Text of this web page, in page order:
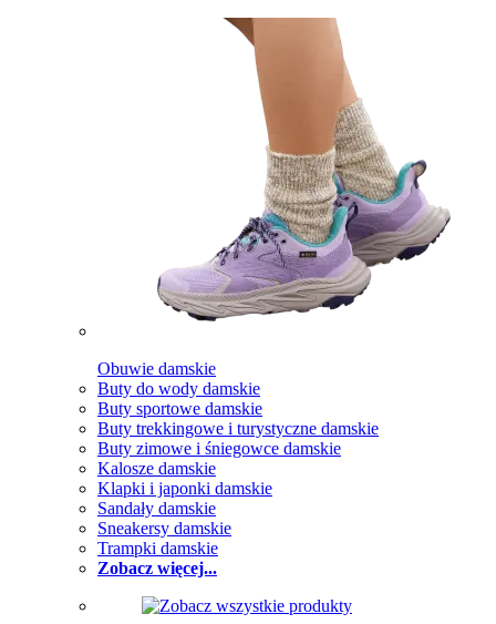
Obuwie damskie
Buty do wody damskie
Buty sportowe damskie
Buty trekkingowe i turystyczne damskie
Buty zimowe i śniegowce damskie
Kalosze damskie
Klapki i japonki damskie
Sandały damskie
Sneakersy damskie
Trampki damskie
Zobacz więcej...